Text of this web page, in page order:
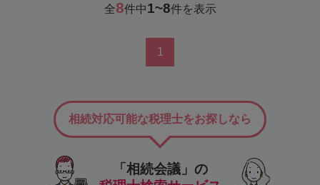
全8件中1~8件を表示
1
「相続会議」の
相続対応可能な税理士をお探しなら